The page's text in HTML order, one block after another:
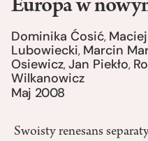
Europa w
Dominika Ćosić,
Lubowiecki, Marcin
Osiewicz,Jan Piekło,
Wilkanowicz
Maj 2008
Swoisty renesans